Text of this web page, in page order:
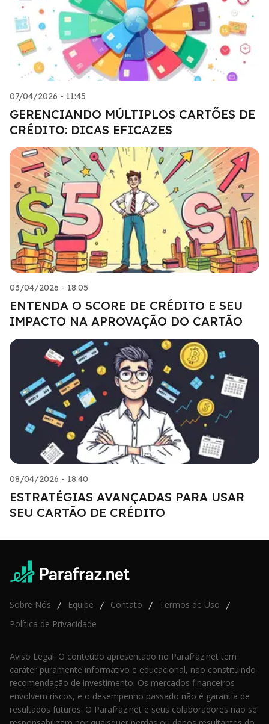
07/04/2026 - 11:45
GERENCIANDO MÚLTIPLOS CARTÕES DE
CRÉDITO: DICAS EFICAZES
03/04/2026 - 18:05
ENTENDA O SCORE DE CRÉDITO E SEU
IMPACTO NA APROVAÇÃO DO CARTÃO
08/04/2026 - 18:40
ESTRATÉGIAS AVANÇADAS PARA USAR
SEU CARTÃO DE CRÉDITO
Sobre Nós / Equipe / Contato / Termos de Uso /
Política de Privacidade
Aviso Legal: O conteúdo apresentado no Parafraz.net tem
caráter puramente informativo e educacional, não constituindo
recomendação de investimento. Os mercados financeiros
envolvem riscos, e o desempenho passado não é garantia de
resultados futuros. O Parafraz.net e seus colaboradores não se